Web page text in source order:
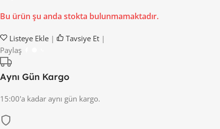
Bu ürün şu anda stokta bulunmamaktadır.
Listeye Ekle | Tavsiye Et |
Paylaş
Aynı Gün Kargo
15:00'a kadar aynı gün kargo.